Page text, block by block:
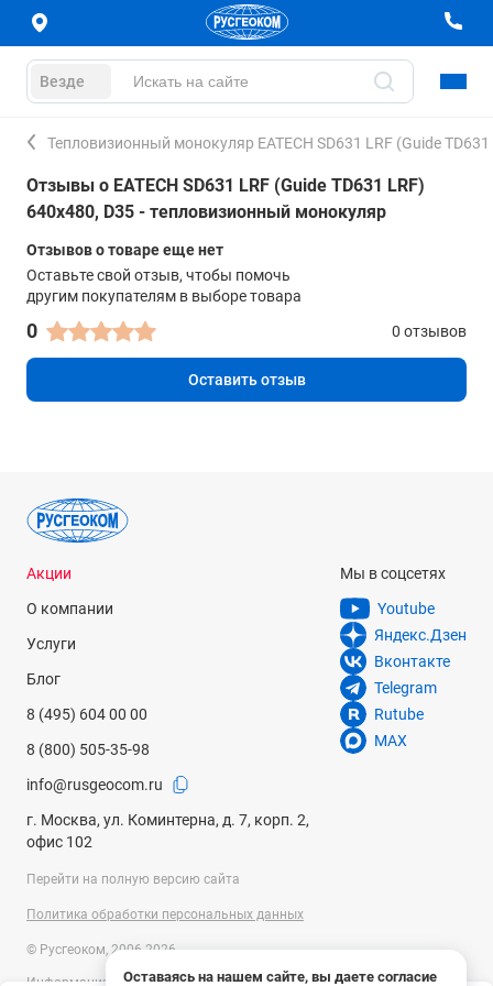
Везде
Тепловизионный монокуляр EATECH SD631 LRF (Guide
Отзывы о EATECH SD631 LRF (Guide TD631 LRF)
640х480, D35 - тепловизионный монокуляр
Отзывов о товаре еще нет
Оставьте свой отзыв, чтобы помочь
другим покупателям в выборе товара
0 0 отзывов
Оставить отзыв
Оставаясь на нашем сайте, вы даете согласие
Акции
О компании
Услуги
Блог
8 (495) 604 00 00
8 (800) 505-35-98
info@rusgeocom.ru
г. Москва, ул. Коминтерна, д. 7, корп. 2,
офис 102
Мы в соцсетях
Youtube
Яндекс.Дзен
Вконтакте
Telegram
Rutube
MAX
Перейти на полную версию сайта
Политика обработки персональных данных
© Русгеоком, 2006-2026
Информация на сайте носит справочный характер и не является